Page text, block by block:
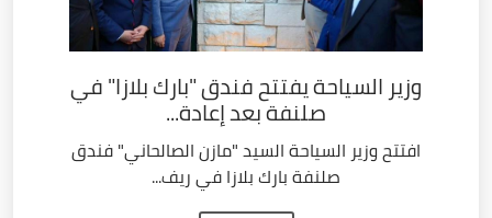
وزير السياحة يفتتح فندق "بارك بلازا" في
صلنفة بعد إعادة...
افتتح وزير السياحة السيد "مازن الصالحاني" فندق
صلنفة بارك بلازا في ريف...